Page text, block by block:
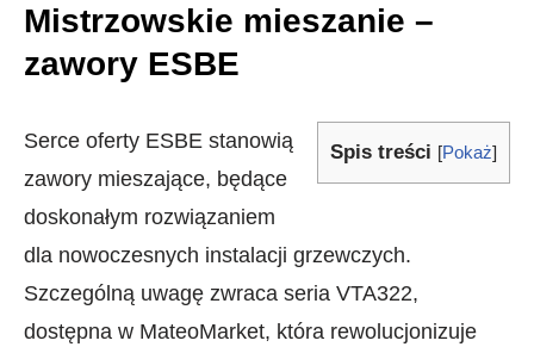
Mistrzowskie mieszanie –
zawory ESBE
Spis treści [Pokaż]
Serce oferty ESBE stanowią
zawory mieszające, będące
doskonałym rozwiązaniem
dla nowoczesnych instalacji grzewczych.
Szczególną uwagę zwraca seria VTA322,
dostępna w MateoMarket, która rewolucjonizuje